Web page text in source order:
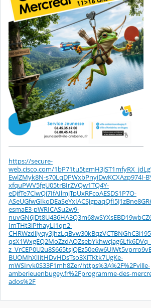
https://secure-
web.cisco.com/
EwlZMyk8N-s70LqDPWxbPnyiDwKCXAzp974I-
xfquPWV5fgU05trBIrZVQw1TQ4Y-
eDjfTe7ClwQj7IfAIlmjTpUxRFcoAESDS1P7O-
esmaE3-pWRICASu2w9-
ImTHt3iPfhayLI1qn2-
BUOMhXlIitHDvHDsTso3XiTKtk7UgKe-
mWSIrvk0S33F1mh8Zer/https%3A%2F%2Fville-
amberieuenbugey.fr%2Fprogramme-des-
ados%2F